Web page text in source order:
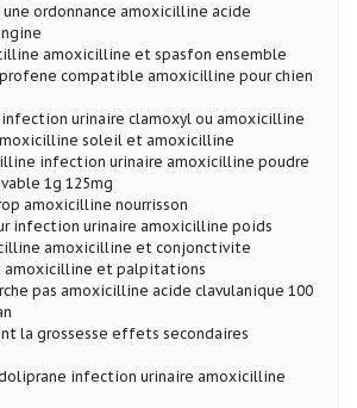
ordonnance amoxicilline acide
amoxicilline et spasfon ensemble
compatible amoxicilline pour chien
urinaire clamoxyl ou amoxicilline
soleil et amoxicilline
infection urinaire amoxicilline poudre
1g 125mg
amoxicilline nourrisson
infection urinaire amoxicilline poids
amoxicilline et conjonctivite
amoxicilline et palpitations
pas amoxicilline acide clavulanique 100
la grossesse effets secondaires
infection urinaire amoxicilline